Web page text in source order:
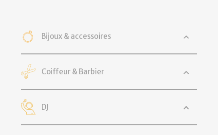
Bijoux & accessoires
Coiffeur & Barbier
DJ